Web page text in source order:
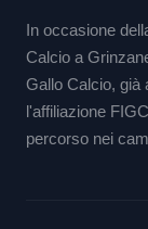
In occasione
Calcio a
Gallo Calcio, già
l'affiliazione
percorso nei